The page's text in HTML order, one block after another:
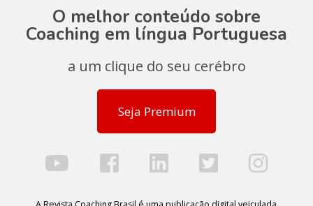
O melhor conteúdo sobre
Coaching em língua Portuguesa
a um clique do seu cerébro
Seja Premium